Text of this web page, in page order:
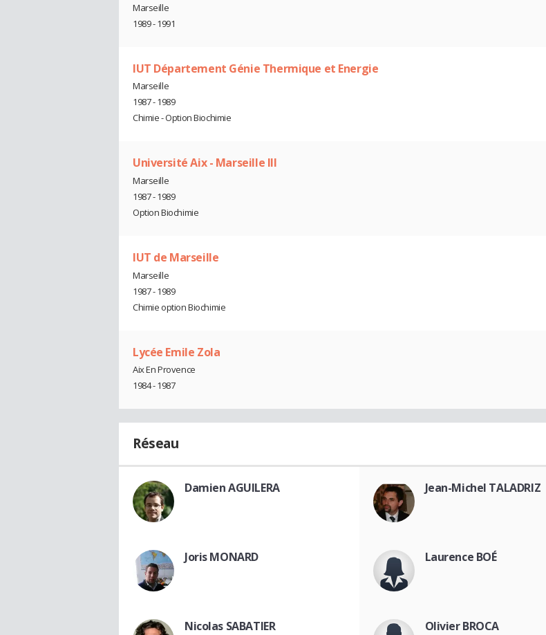
Marseille
1989 - 1991
IUT Département Génie Thermique et Energie
Marseille
1987 - 1989
Chimie - Option Biochimie
Université Aix - Marseille III
Marseille
1987 - 1989
Option Biochimie
IUT de Marseille
Marseille
1987 - 1989
Chimie option Biochimie
Lycée Emile Zola
Aix En Provence
1984 - 1987
Réseau
Damien AGUILERA Jean-Michel TALADRIZ
Joris MONARD Laurence BOÉ
Nicolas SABATIER Olivier BROCA